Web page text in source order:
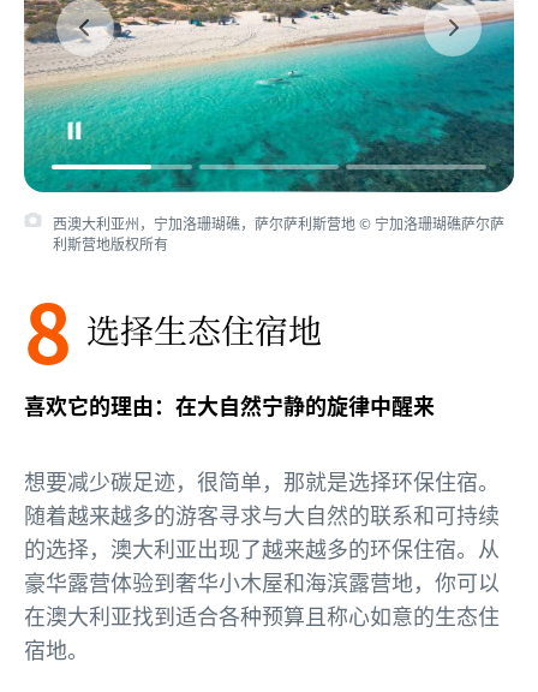
西澳大利亚州，宁加洛珊瑚礁，萨尔萨利斯营地 © 宁加洛珊瑚礁萨尔萨
利斯营地版权所有
8 选择生态住宿地
喜欢它的理由：在大自然宁静的旋律中醒来
想要减少碳足迹，很简单，那就是选择环保住宿。
随着越来越多的游客寻求与大自然的联系和可持续
的选择，澳大利亚出现了越来越多的环保住宿。从
豪华露营体验到奢华小木屋和海滨露营地，你可以
在澳大利亚找到适合各种预算且称心如意的生态住
宿地。